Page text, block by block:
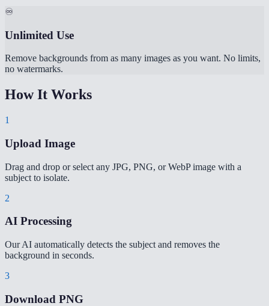
♾️
Unlimited Use
Remove backgrounds from as many images as you want. No limits,
no watermarks.
How It Works
1
Upload Image
Drag and drop or select any JPG, PNG, or WebP image with a
subject to isolate.
2
AI Processing
Our AI automatically detects the subject and removes the
background in seconds.
3
Download PNG